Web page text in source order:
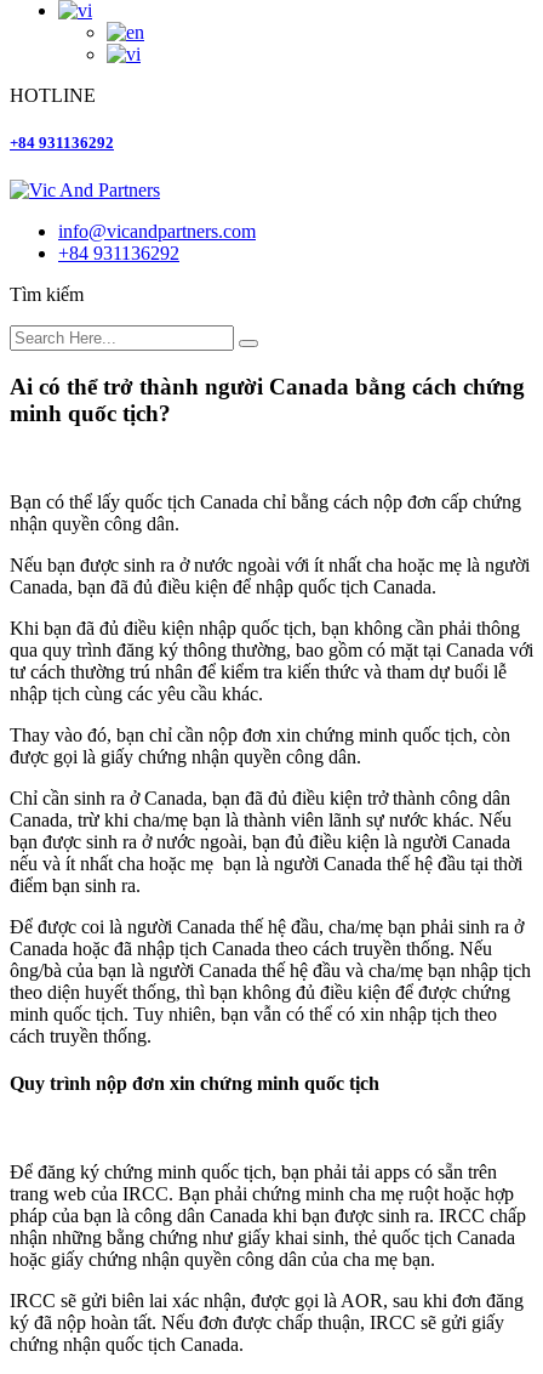
HOTLINE
+84 931136292
info@vicandpartners.com
+84 931136292
Tìm kiếm
Ai có thể trở thành người Canada bằng cách chứng
minh quốc tịch?
Bạn có thể lấy quốc tịch Canada chỉ bằng cách nộp đơn cấp chứng
nhận quyền công dân.
Nếu bạn được sinh ra ở nước ngoài với ít nhất cha hoặc mẹ là người
Canada, bạn đã đủ điều kiện để nhập quốc tịch Canada.
Khi bạn đã đủ điều kiện nhập quốc tịch, bạn không cần phải thông
qua quy trình đăng ký thông thường, bao gồm có mặt tại Canada với
tư cách thường trú nhân để kiểm tra kiến thức và tham dự buổi lễ
nhập tịch cùng các yêu cầu khác.
Thay vào đó, bạn chỉ cần nộp đơn xin chứng minh quốc tịch, còn
được gọi là giấy chứng nhận quyền công dân.
Chỉ cần sinh ra ở Canada, bạn đã đủ điều kiện trở thành công dân
Canada, trừ khi cha/mẹ bạn là thành viên lãnh sự nước khác. Nếu
bạn được sinh ra ở nước ngoài, bạn đủ điều kiện là người Canada
nếu và ít nhất cha hoặc mẹ bạn là người Canada thế hệ đầu tại thời
điểm bạn sinh ra.
Để được coi là người Canada thế hệ đầu, cha/mẹ bạn phải sinh ra ở
Canada hoặc đã nhập tịch Canada theo cách truyền thống. Nếu
ông/bà của bạn là người Canada thế hệ đầu và cha/mẹ bạn nhập tịch
theo diện huyết thống, thì bạn không đủ điều kiện để được chứng
minh quốc tịch. Tuy nhiên, bạn vẫn có thể có xin nhập tịch theo
cách truyền thống.
Quy trình nộp đơn xin chứng minh quốc tịch
Để đăng ký chứng minh quốc tịch, bạn phải tải apps có sẵn trên
trang web của IRCC. Bạn phải chứng minh cha mẹ ruột hoặc hợp
pháp của bạn là công dân Canada khi bạn được sinh ra. IRCC chấp
nhận những bằng chứng như giấy khai sinh, thẻ quốc tịch Canada
hoặc giấy chứng nhận quyền công dân của cha mẹ bạn.
IRCC sẽ gửi biên lai xác nhận, được gọi là AOR, sau khi đơn đăng
ký đã nộp hoàn tất. Nếu đơn được chấp thuận, IRCC sẽ gửi giấy
chứng nhận quốc tịch Canada.